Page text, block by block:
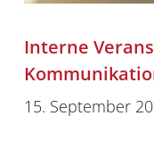
Interne
15. September